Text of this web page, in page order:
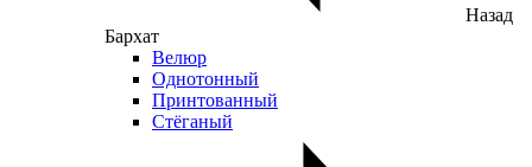
Назад
Бархат
Велюр
Однотонный
Принтованный
Стёганый